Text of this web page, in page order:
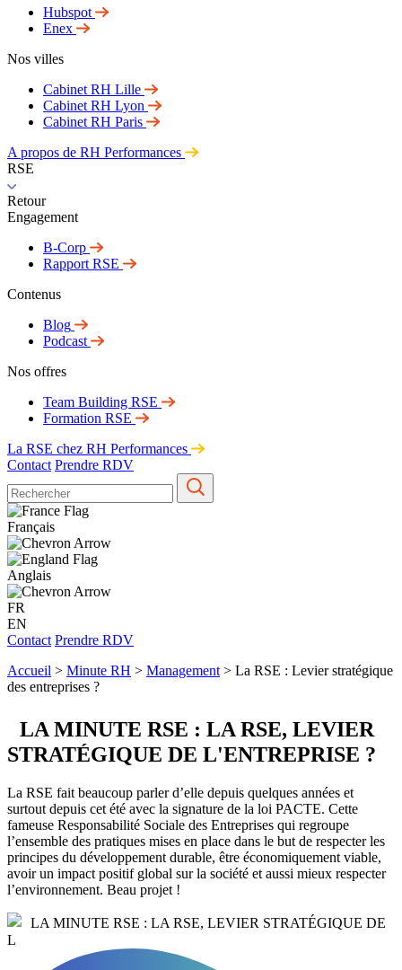
Hubspot
Enex
Nos villes
Cabinet RH Lille
Cabinet RH Lyon
Cabinet RH Paris
A propos de RH Performances
RSE
Retour
Engagement
B-Corp
Rapport RSE
Contenus
Blog
Podcast
Nos offres
Team Building RSE
Formation RSE
La RSE chez RH Performances
Contact Prendre RDV
Français
Anglais
FR
EN
Contact Prendre RDV
Accueil > Minute RH > Management > La RSE : Levier stratégique
des entreprises ?
LA MINUTE RSE : LA RSE, LEVIER
STRATÉGIQUE DE L'ENTREPRISE ?
La RSE fait beaucoup parler d’elle depuis quelques années et
surtout depuis cet été avec la signature de la loi PACTE. Cette
fameuse Responsabilité Sociale des Entreprises qui regroupe
l’ensemble des pratiques mises en place dans le but de respecter les
principes du développement durable, être économiquement viable,
avoir un impact positif global sur la société et aussi mieux respecter
l’environnement. Beau projet !